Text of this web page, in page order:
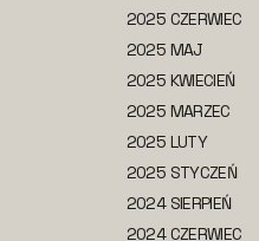
2025 CZERWIEC
2025 MAJ
2025 KWIECIEŃ
2025 MARZEC
2025 LUTY
2025 STYCZEŃ
2024 SIERPIEŃ
2024 CZERWIEC